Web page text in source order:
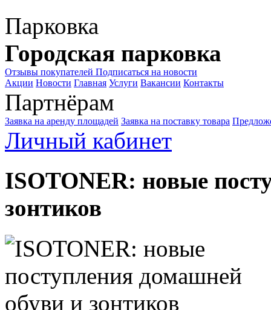
Парковка
Городская парковка
Отзывы покупателей Подписаться на новости
Акции Новости Главная Услуги Вакансии Контакты
Партнёрам
Заявка на аренду площадей Заявка на поставку товара
Личный кабинет
ISOTONER: новые
зонтиков